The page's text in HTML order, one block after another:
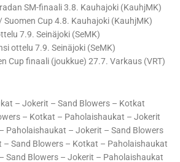
SM-finaali 3.8. Kauhajoki (KauhjMK)
Cup 4.8. Kauhajoki (KauhjMK)
7.9. Seinäjoki (SeMK)
ottelu 7.9. Seinäjoki (SeMK)
Cup finaali (joukkue) 27.7. Varkaus (VRT)
– Jokerit – Sand Blowers – Kotkat
– Kotkat – Paholaishaukat – Jokerit
Paholaishaukat – Jokerit – Sand Blowers
– Sand Blowers – Kotkat – Paholaishaukat
Sand Blowers – Jokerit – Paholaishaukat